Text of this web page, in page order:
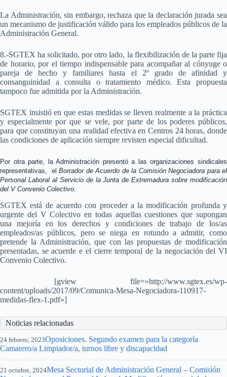
La Administración, sin embargo, rechaza que la declaración jurada sea
un mecanismo de justificación válido para los empleados públicos de la
Administración General.
8.-SGTEX ha solicitado, por otro lado, la flexibilización de la parte fija
de horario, por el tiempo indispensable para acompañar al cónyuge o
pareja de hecho y familiares hasta el 2º grado de afinidad y
consanguinidad a consulta o tratamiento médico. Esta propuesta
tampoco fue admitida por la Administración.
SGTEX insistió en que estas medidas se lleven realmente a la práctica
y especialmente por que se vele, por parte de los poderes públicos,
para que constituyan una realidad efectiva en Centros 24 horas, donde
las condiciones de aplicación siempre revisten especial dificultad.
Por otra parte, la Administración presentó a las organizaciones sindicales
representativas, elBorrador de Acuerdo de la Comisión Negociadora para el
Personal Laboral al Servicio de la Junta de Extremadura sobre modificación
del V Convenio Colectivo.
SGTEX está de acuerdo con proceder a la modificación profunda y
urgente del V Colectivo en todas aquellas cuestiones que supongan
una mejoría en los derechos y condiciones de trabajo de los/as
empleados/as públicos, pero se niega en rotundo a admitir, como
pretende la Administración, que con las propuestas de modificación
presentadas, se acuerde e el cierre temporal de la negociación del VI
Convenio Colectivo.
[gview file=»http://www.sgtex.es/wp-
content/uploads/2017/09/Comunica-Mesa-Negociadora-110917-
medidas-flex-1.pdf»]
Noticias relacionadas
24 febrero, 2023Oposiciones. Segundo examen para la categoría
Camarero/a Limpiador/a, turnos libre y discapacidad
21 octubre, 2024Mesa Sectorial de Administración General – Comisión